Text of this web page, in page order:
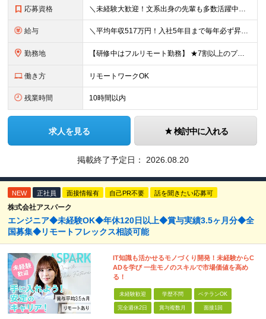
応募資格 ＼未経験大歓迎！文系出身の先輩も多数活躍中／ ◆PCスキルに自信のない方も歓迎 ◆完全未経験OK ◆社会人デビューもOK ◆学歴不問 ＊*こんなアナタにオススメです*＊ ◇事務職に興味があるが、給与
給与 ＼平均年収517万円！入社5年目まで毎年必ず昇給／ ■賞与年3回 ■年収800万円以上も可 ■入社3年以上の平均年収469.2万円 月給23万2000円以上＋賞与年3回＋各種手当 ☆入社5年目まで最
勤務地 【研修中はフルリモート勤務】 ★7割以上のプロジェクトでリモートワークを導入 ★一都三県のプロジェクト先 ★転居を伴う転勤なし ＜プロジェクト先＞ 東京・神奈川・千葉・埼玉でのプロジェクト先にて勤務
働き方 リモートワークOK
残業時間 10時間以内
求人を見る 検討中に入れる
掲載終了予定日： 2026.08.20
NEW 正社員 面接情報有 自己PR不要 話を聞きたい応募可
株式会社アスパーク
エンジニア◆未経験OK◆年休120日以上◆賞与実績3.5ヶ月分◆全
国募集◆リモートフレックス相談可能
IT知識も活かせるモノづくり開発！未経験からC
ADを学び 一生モノのスキルで市場価値を高め
る！
未経験歓迎 学歴不問 ベテランOK
完全週休2日 賞与複数月 面接1回